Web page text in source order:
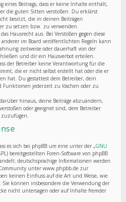
eines Beitrags, dass er keine Inhalte enthält,
die guten Sitten verstoßen. Du erklärst
besitzt, die in deinen Beiträgen
zu setzen bzw. zu verwenden.
Hausrecht aus. Bei Verstößen gegen diese
im Board veröffentlichten Regeln kann
zeitweise oder dauerhaft von der
und dir ein Hausverbot erteilen.
der Betreiber keine Verantwortung für die
die er nicht selbst erstellt hat oder die er
hat. Du gestattest dem Betreiber, dein
Funktionen jederzeit zu löschen oder zu
hinaus, deine Beiträge abzuändern,
oder geeignet sind, dem Betreiber
zuzufügen.
es sich bei phpBB um eine unter der „GNU
bereitgestellten Foren-Software von phpBB
deutschsprachige Informationen werden
unter www.phpbb.de zur
keinen Einfluss auf die Art und Weise, wie
können insbesondere die Verwendung der
nicht untersagen oder auf Inhalte fremder